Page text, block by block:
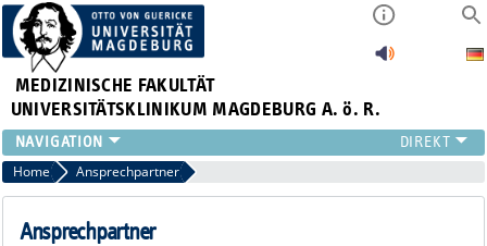
MEDIZINISCHE FAKULTÄT
UNIVERSITÄTSKLINIKUM MAGDEBURG A. ö. R.
INSTITUTE
KLINIKEN
ZENTRALE EINRICHTUNGEN
Home Ansprechpartner
Ansprechpartner